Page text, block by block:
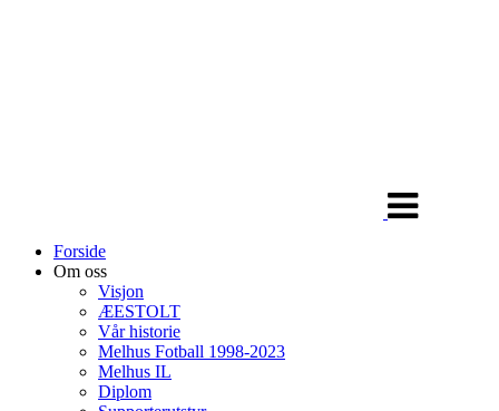
Forside
Om oss
Visjon
ÆESTOLT
Vår historie
Melhus Fotball 1998-2023
Melhus IL
Diplom